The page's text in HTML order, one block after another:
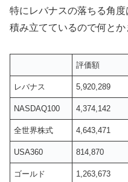
特にレバナスの落ちる角
積み立てているので何とか
評価額
レバナス 5,920,289
NASDAQ100 4,374,142
全世界株式 4,643,471
USA360 814,870
ゴールド 1,263,673